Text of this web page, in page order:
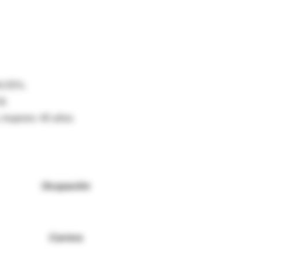
Ocupación
Carrera